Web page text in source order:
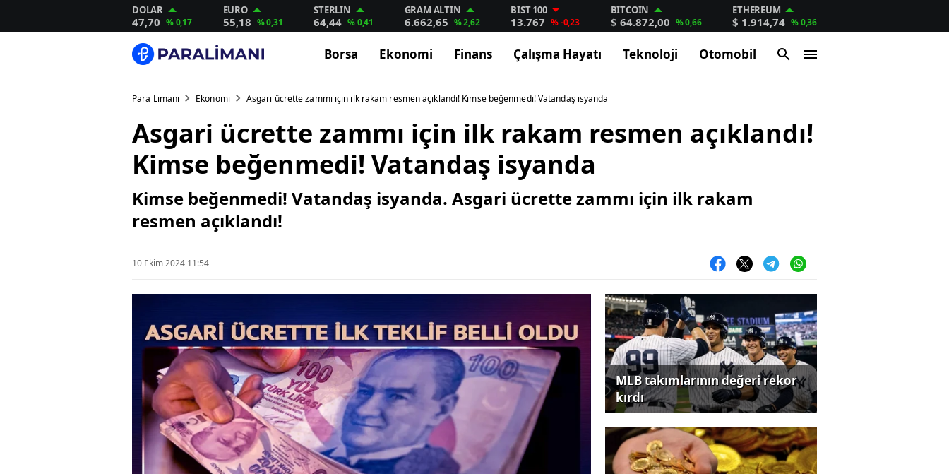
DOLAR
47,70 % 0,17
EURO
55,18 % 0,31
STERLIN
64,44 % 0,41
GRAM ALTIN
6.662,65 % 2,62
BIST 100
13.767 % -0,23
BITCOIN
$ 64.872,00 % 0,66
ETHEREUM
$ 1.914,74 % 0,36
Borsa Ekonomi Finans Çalışma Hayatı Teknoloji Otomobil
Para Limanı Ekonomi Asgari ücrette zammı için ilk rakam resmen açıklandı! Kimse beğenmedi! Vatandaş isyanda
Asgari ücrette zammı için ilk rakam resmen açıklandı!
Kimse beğenmedi! Vatandaş isyanda
Kimse beğenmedi! Vatandaş isyanda. Asgari ücrette zammı için ilk rakam
resmen açıklandı!
10 Ekim 2024 11:54
MLB takımlarının değeri rekor
kırdı